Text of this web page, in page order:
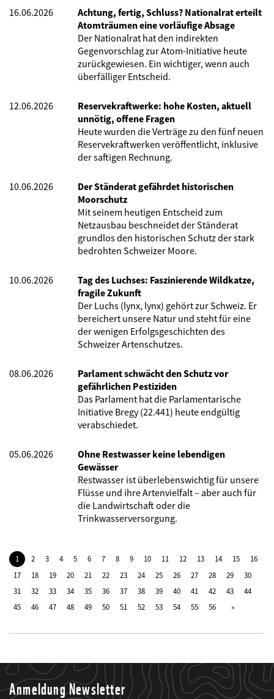
16.06.2026
Achtung, fertig, Schluss? Nationalrat erteilt
Atomträumen eine vorläufige Absage
Der Nationalrat hat den indirekten
Gegenvorschlag zur Atom-Initiative heute
zurückgewiesen. Ein wichtiger, wenn auch
überfälliger Entscheid.
12.06.2026
Reservekraftwerke: hohe Kosten, aktuell
unnötig, offene Fragen
Heute wurden die Verträge zu den fünf neuen
Reservekraftwerken veröffentlicht, inklusive
der saftigen Rechnung.
10.06.2026
Der Ständerat gefährdet historischen
Moorschutz
Mit seinem heutigen Entscheid zum
Netzausbau beschneidet der Ständerat
grundlos den historischen Schutz der stark
bedrohten Schweizer Moore.
10.06.2026
Tag des Luchses: Faszinierende Wildkatze,
fragile Zukunft
Der Luchs (lynx, lynx) gehört zur Schweiz. Er
bereichert unsere Natur und steht für eine
der wenigen Erfolgsgeschichten des
Schweizer Artenschutzes.
08.06.2026
Parlament schwächt den Schutz vor
gefährlichen Pestiziden
Das Parlament hat die Parlamentarische
Initiative Bregy (22.441) heute endgültig
verabschiedet.
05.06.2026
Ohne Restwasser keine lebendigen
Gewässer
Restwasser ist überlebenswichtig für unsere
Flüsse und ihre Artenvielfalt – aber auch für
die Landwirtschaft oder die
Trinkwasserversorgung.
1 2 3 4 5 6 7 8 9 10 11 12 13 14 15
16
17
18 19 20 21 22 23 24 25 26 27 28 29
30
31
32 33 34 35 36 37 38 39 40 41 42 43
44
45
46 47 48 49 50 51 52 53 54 55 56
Anmeldung Newsletter